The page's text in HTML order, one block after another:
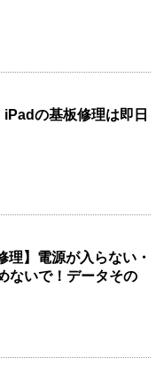
iPadの基板修理は即日
理】電源が入らない・
ないで！データその